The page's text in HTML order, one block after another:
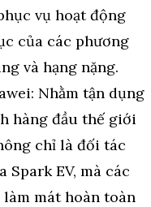
vụ hoạt động
của các phương
và hạng nặng.
Nhằm tận dụng
hàng đầu thế giới
chỉ là đối tác
EV, mà các
mát hoàn toàn